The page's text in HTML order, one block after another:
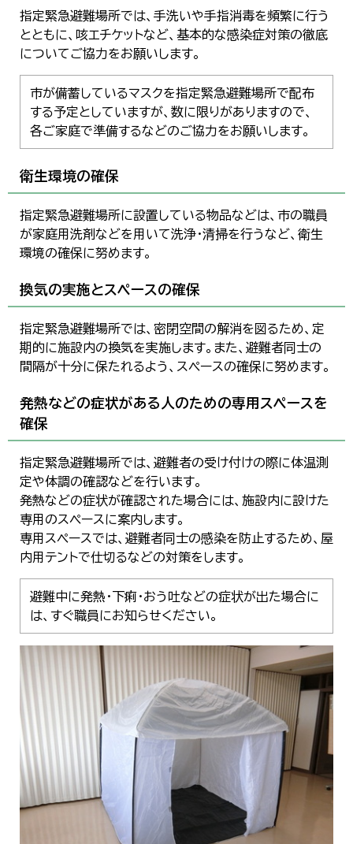
指定緊急避難場所では、手洗いや手指消毒を頻繁に行う
とともに、咳エチケットなど、基本的な感染症対策の徹底
についてご協力をお願いします。
市が備蓄しているマスクを指定緊急避難場所で配布
する予定としていますが、数に限りがありますので、
各ご家庭で準備するなどのご協力をお願いします。
衛生環境の確保
指定緊急避難場所に設置している物品などは、市の職員
が家庭用洗剤などを用いて洗浄・清掃を行うなど、衛生
環境の確保に努めます。
換気の実施とスペースの確保
指定緊急避難場所では、密閉空間の解消を図るため、定
期的に施設内の換気を実施します。また、避難者同士の
間隔が十分に保たれるよう、スペースの確保に努めます。
発熱などの症状がある人のための専用スペースを
確保
指定緊急避難場所では、避難者の受け付けの際に体温測
定や体調の確認などを行います。
発熱などの症状が確認された場合には、施設内に設けた
専用のスペースに案内します。
専用スペースでは、避難者同士の感染を防止するため、屋
内用テントで仕切るなどの対策をします。
避難中に発熱・下痢・おう吐などの症状が出た場合に
は、すぐ職員にお知らせください。